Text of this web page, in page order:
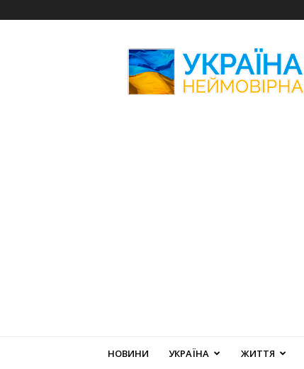
Неймовірна
НОВИНИ УКРАЇНА ЖИТТЯ